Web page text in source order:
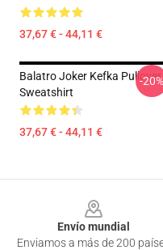
37,67 € - 44,11 €
Balatro Joker Kefka Pullover
Sweatshirt
37,67 € - 44,11 €
-20%
Envío mundial
Enviamos a más de 200